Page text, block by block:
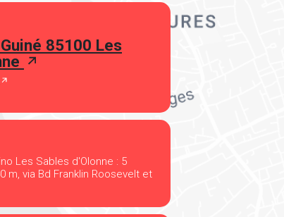
85100 Les
Les Sables d'Olonne : 5
m, via Bd Franklin Roosevelt et